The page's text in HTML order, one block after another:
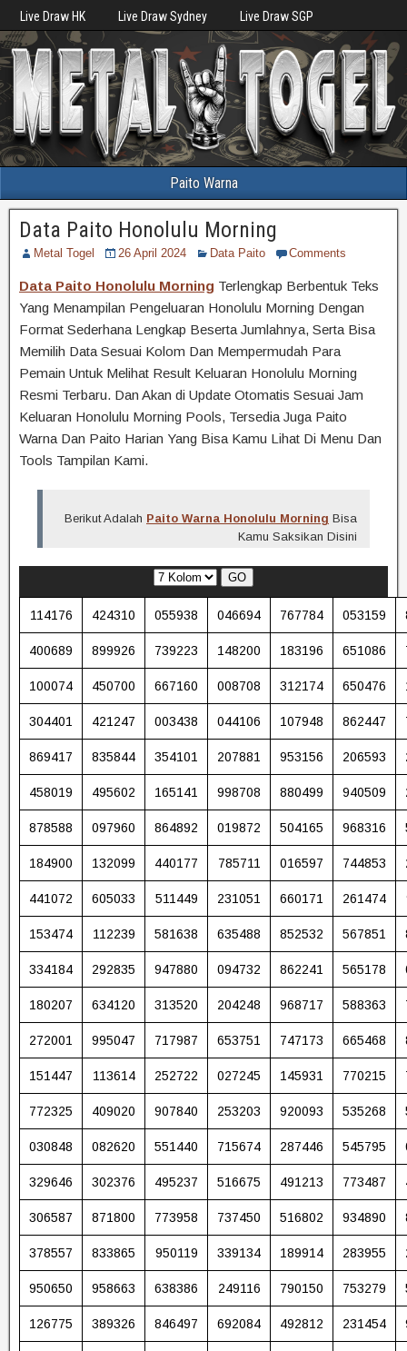
Live Draw HK Live Draw Sydney Live Draw SGP
Paito Warna
Data Paito Honolulu Morning
Metal Togel 26 April 2024 Data Paito Comments
Data Paito Honolulu Morning Terlengkap Berbentuk Teks
Yang Menampilan Pengeluaran Honolulu Morning Dengan
Format Sederhana Lengkap Beserta Jumlahnya, Serta Bisa
Memilih Data Sesuai Kolom Dan Mempermudah Para
Pemain Untuk Melihat Result Keluaran Honolulu Morning
Resmi Terbaru. Dan Akan di Update Otomatis Sesuai Jam
Keluaran Honolulu Morning Pools, Tersedia Juga Paito
Warna Dan Paito Harian Yang Bisa Kamu Lihat Di Menu Dan
Tools Tampilan Kami.
Berikut Adalah Paito Warna Honolulu Morning Bisa
Kamu Saksikan Disini
GO
114176 424310 055938 046694 767784 053159
400689 899926 739223 148200 183196 651086
100074 450700 667160 008708 312174 650476
304401 421247 003438 044106 107948 862447
869417 835844 354101 207881 953156 206593
458019 495602 165141 998708 880499 940509
878588 097960 864892 019872 504165 968316
184900 132099 440177 785711 016597 744853
441072 605033 511449 231051 660171 261474
153474 112239 581638 635488 852532 567851
334184 292835 947880 094732 862241 565178
180207 634120 313520 204248 968717 588363
272001 995047 717987 653751 747173 665468
151447 113614 252722 027245 145931 770215
772325 409020 907840 253203 920093 535268
030848 082620 551440 715674 287446 545795
329646 302376 495237 516675 491213 773487
306587 871800 773958 737450 516802 934890
378557 833865 950119 339134 189914 283955
950650 958663 638386 249116 790150 753279
126775 389326 846497 692084 492812 231454